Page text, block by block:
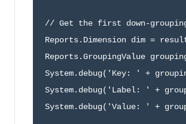
// Get the first down-
Reports.Dimension dim =
Reports.GroupingValue
System.debug('Key: ' +
System.debug('Label: ' +
System.debug('Value: ' +